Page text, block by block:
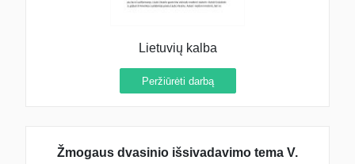
Lietuvių kalba
Peržiūrėti darbą
Žmogaus dvasinio išsivadavimo tema V.